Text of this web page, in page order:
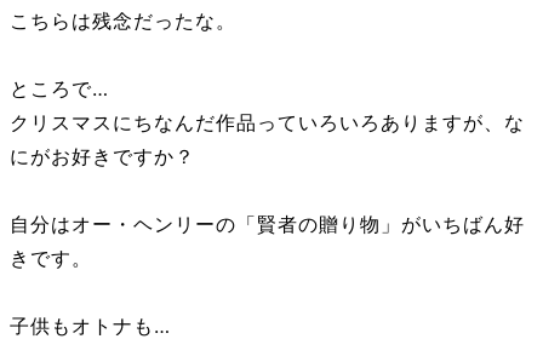
こちらは残念だったな。
ところで…
クリスマスにちなんだ作品っていろいろありますが、な
にがお好きですか？
自分はオー・ヘンリーの「賢者の贈り物」がいちばん好
きです。
子供もオトナも…